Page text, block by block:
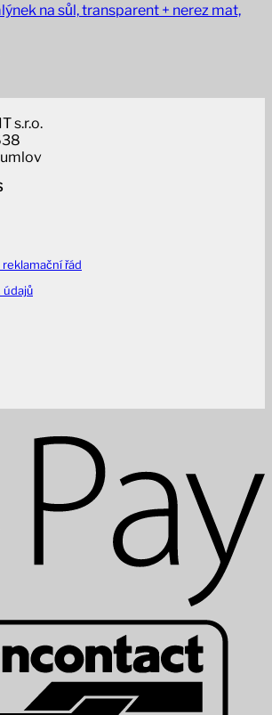
na sůl, transparent + nerez mat,
s.r.o.
řád
údajů